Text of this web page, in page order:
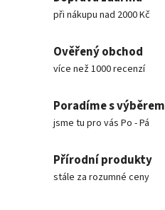
při nákupu nad 2000 Kč
Ověřený obchod
více než 1000 recenzí
Poradíme s výběrem
jsme tu pro vás Po - Pá
Přírodní produkty
stále za rozumné ceny